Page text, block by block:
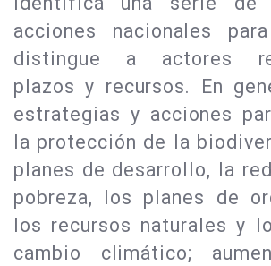
acciones nacionales
distingue a actores
plazos y recursos. En
estrategias y acciones
la protección de la
planes de desarrollo, la
pobreza, los planes de
los recursos naturales y
cambio climático;